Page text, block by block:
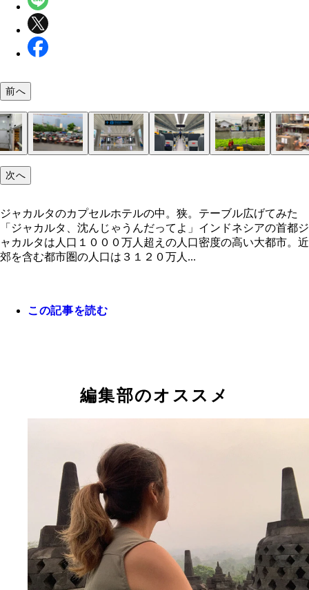
は高層ビルが見える
気扇も付いている
と混ぜた菓子
暮らす少年
ルタ労働者層のことを指すんだとか
ナッツミルクのスープ
ている
前へ
次へ
ジャカルタのカプセルホテルの中。狭。テーブル広げてみた
「ジャカルタ、沈んじゃうんだってよ」インドネシアの首都ジ
ャカルタは人口１０００万人超えの人口密度の高い大都市。近
郊を含む都市圏の人口は３１２０万人...
この記事を読む
編集部のオススメ